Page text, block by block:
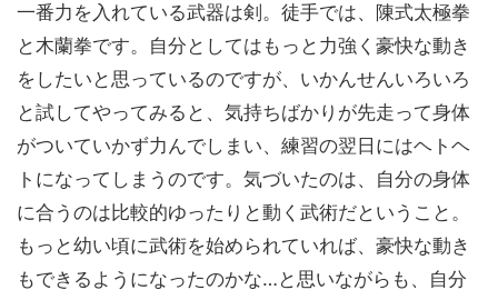
一番力を入れている武器は剣。徒手では、陳式太極拳
と木蘭拳です。自分としてはもっと力強く豪快な動き
をしたいと思っているのですが、いかんせんいろいろ
と試してやってみると、気持ちばかりが先走って身体
がついていかず力んでしまい、練習の翌日にはヘトヘ
トになってしまうのです。気づいたのは、自分の身体
に合うのは比較的ゆったりと動く武術だということ。
もっと幼い頃に武術を始められていれば、豪快な動き
もできるようになったのかな…と思いながらも、自分